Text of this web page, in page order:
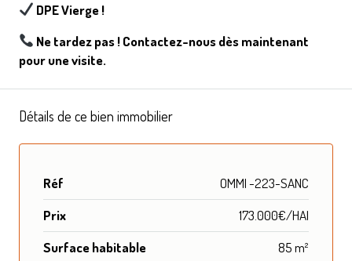
DPE Vierge !
Ne tardez pas ! Contactez-nous dès maintenant
pour une visite.
Détails de ce bien immobilier
Réf
OMMI -223-SANC
Prix
173.000€/HAI
Surface habitable
85 m²